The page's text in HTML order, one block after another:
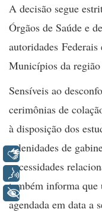
A decisão segue
Órgãos de Saúde e
autoridades
Municípios da
Sensíveis ao
cerimônias de
à disposição dos
solenidades de
necessidades
também informa que
agendada em data a
Libras
Voz
+